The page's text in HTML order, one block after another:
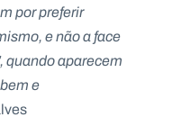
por preferir
e não a face
quando aparecem
e